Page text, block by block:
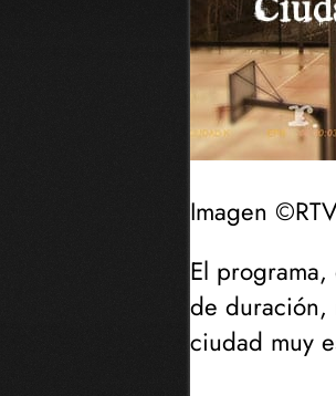
Imagen
El
de duración,
ciudad muy